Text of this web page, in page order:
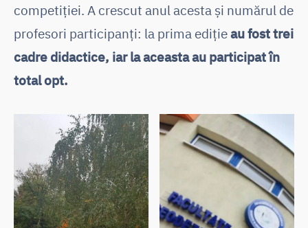
competiției. A crescut anul acesta și numărul de
profesori participanți: la prima edițieau fost trei
cadre didactice, iar la aceasta au participat în
total opt.